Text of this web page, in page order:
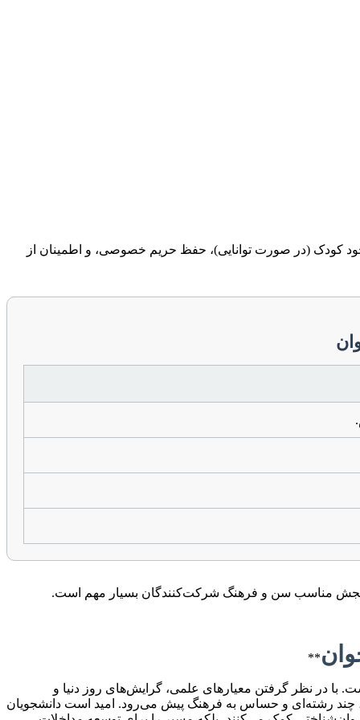
کودک (در صورت توانایی)، حفظ حریم خصوصی، و اطمینان از
سنجش مناسب سن و فرهنگ شرکت‌کنندگان بسیار مهم است.
**
با در نظر گرفتن معیارهای علمی، گرایش‌های روز دنیا و
چند رشته‌ای و حساس به فرهنگ پیش می‌رود. امید است دانشجویان